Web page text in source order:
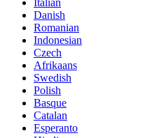
Italian
Danish
Romanian
Indonesian
Czech
Afrikaans
Swedish
Polish
Basque
Catalan
Esperanto